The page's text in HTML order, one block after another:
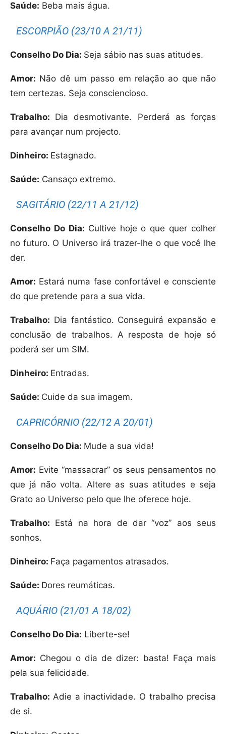
Saúde: Beba mais água.
ESCORPIÃO (23/10 A 21/11)
Conselho Do Dia: Seja sábio nas suas atitudes.
Amor: Não dê um passo em relação ao que não
tem certezas. Seja consciencioso.
Trabalho: Dia desmotivante. Perderá as forças
para avançar num projecto.
Dinheiro: Estagnado.
Saúde: Cansaço extremo.
SAGITÁRIO (22/11 A 21/12)
Conselho Do Dia: Cultive hoje o que quer colher
no futuro. O Universo irá trazer-lhe o que você lhe
der.
Amor: Estará numa fase confortável e consciente
do que pretende para a sua vida.
Trabalho: Dia fantástico. Conseguirá expansão e
conclusão de trabalhos. A resposta de hoje só
poderá ser um SIM.
Dinheiro: Entradas.
Saúde: Cuide da sua imagem.
CAPRICÓRNIO (22/12 A 20/01)
Conselho Do Dia: Mude a sua vida!
Amor: Evite “massacrar” os seus pensamentos no
que já não volta. Altere as suas atitudes e seja
Grato ao Universo pelo que lhe oferece hoje.
Trabalho: Está na hora de dar “voz” aos seus
sonhos.
Dinheiro: Faça pagamentos atrasados.
Saúde: Dores reumáticas.
AQUÁRIO (21/01 A 18/02)
Conselho Do Dia: Liberte-se!
Amor: Chegou o dia de dizer: basta! Faça mais
pela sua felicidade.
Trabalho: Adie a inactividade. O trabalho precisa
de si.